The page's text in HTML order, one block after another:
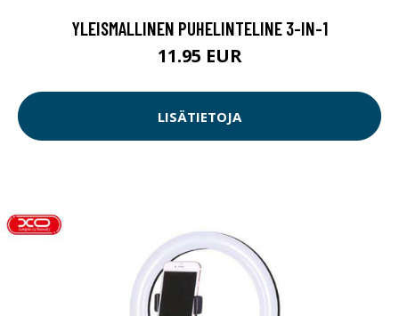
YLEISMALLINEN PUHELINTELINE 3-IN-1
11.95 EUR
LISÄTIETOJA